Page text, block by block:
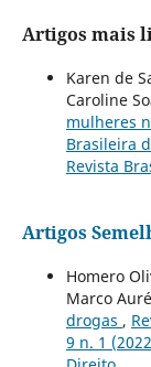
Artigos mais
Karen de
Caroline
mulheres
Brasileira
Revista
Artigos
Homero
Marco
drogas ,
9 n. 1